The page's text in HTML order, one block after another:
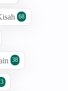
68
38